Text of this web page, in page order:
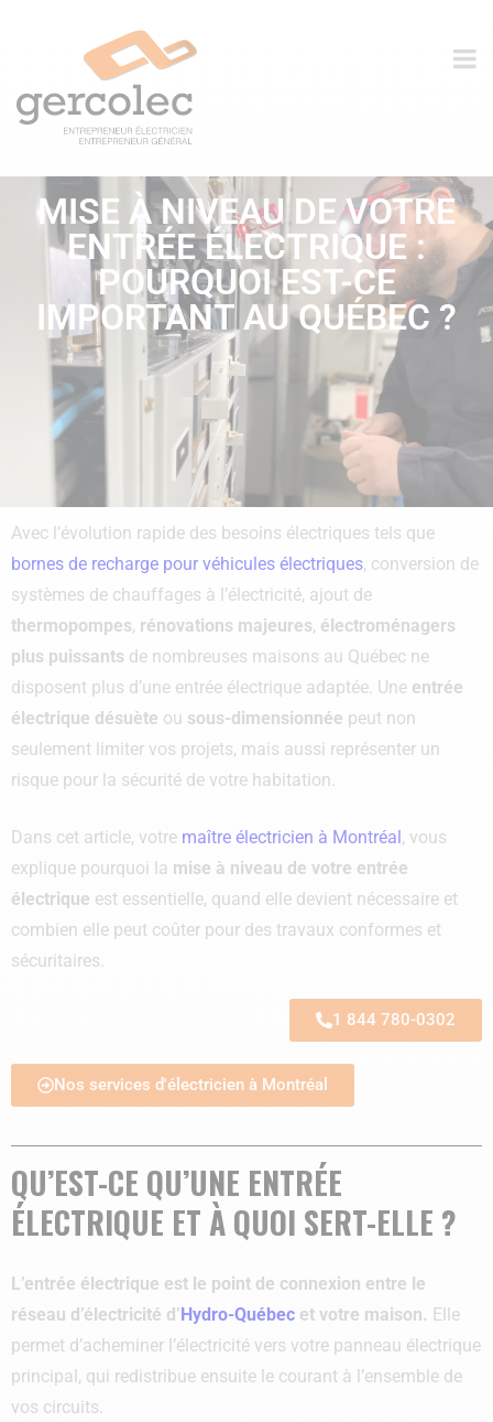
MISE À NIVEAU DE VOTRE
ENTRÉE ÉLECTRIQUE :
POURQUOI EST-CE
IMPORTANT AU QUÉBEC ?
Avec l’évolution rapide des besoins électriques tels que
bornes de recharge pour véhicules électriques, conversion de
systèmes de chauffages à l’électricité, ajout de
thermopompes, rénovations majeures, électroménagers
plus puissants de nombreuses maisons au Québec ne
disposent plus d’une entrée électrique adaptée. Une entrée
électrique désuète ou sous-dimensionnée peut non
seulement limiter vos projets, mais aussi représenter un
risque pour la sécurité de votre habitation.
Dans cet article, votre maître électricien à Montréal, vous
explique pourquoi la mise à niveau de votre entrée
électrique est essentielle, quand elle devient nécessaire et
combien elle peut coûter pour des travaux conformes et
sécuritaires.
1 844 780-0302
Nos services d'électricien à Montréal
QU’EST-CE QU’UNE ENTRÉE
ÉLECTRIQUE ET À QUOI SERT-ELLE ?
L’entrée électrique est le point de connexion entre le
réseau d’électricité d’Hydro-Québec et votre maison. Elle
permet d’acheminer l’électricité vers votre panneau électrique
principal, qui redistribue ensuite le courant à l’ensemble de
vos circuits.